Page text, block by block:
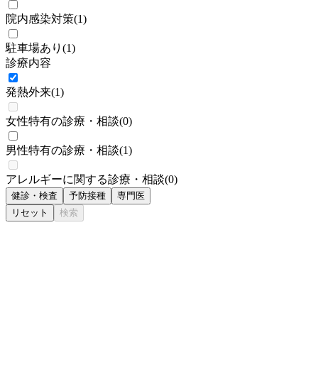
院内感染対策(1)
駐車場あり (1)
診療内容
発熱外来(1)
女性特有の診療・相談(0)
男性特有の診療・相談(1)
アレルギーに関する診療・相談(0)
健診・検査 予防接種
専門医
リセット
検索